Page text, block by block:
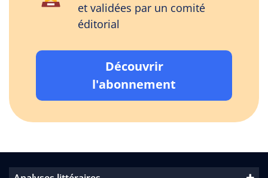
et validées par un comité
éditorial
Découvrir
l'abonnement